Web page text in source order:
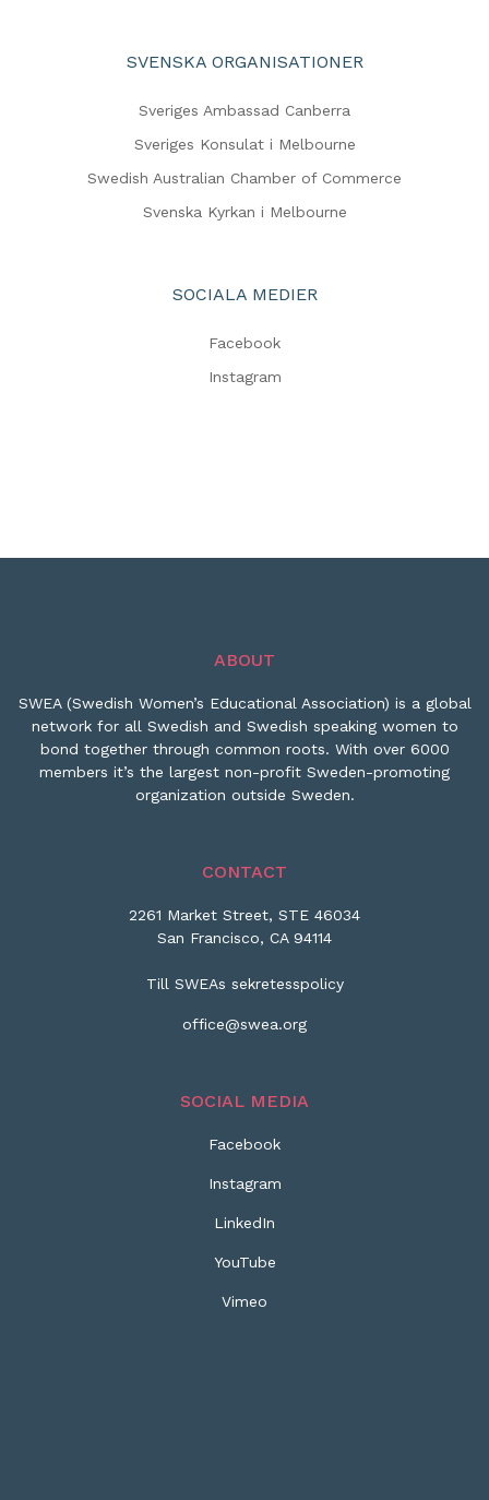
SVENSKA ORGANISATIONER
Sveriges Ambassad Canberra
Sveriges Konsulat i Melbourne
Swedish Australian Chamber of Commerce
Svenska Kyrkan i Melbourne
SOCIALA MEDIER
Facebook
Instagram
ABOUT
SWEA (Swedish Women’s Educational Association) is a global
network for all Swedish and Swedish speaking women to
bond together through common roots. With over 6000
members it’s the largest non-profit Sweden-promoting
organization outside Sweden.
CONTACT
2261 Market Street, STE 46034
San Francisco, CA 94114
Till SWEAs sekretesspolicy
office@swea.org
SOCIAL MEDIA
Facebook
Instagram
LinkedIn
YouTube
Vimeo